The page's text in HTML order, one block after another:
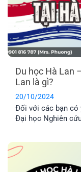
Du học Hà Lan
Lan là gì?
20/10/2024
Đối với các bạn có
Đại học Nghiên
EFP tìm hiểu để